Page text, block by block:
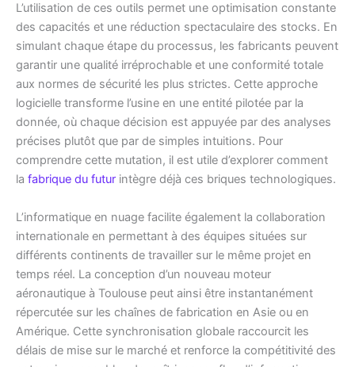
L’utilisation de ces outils permet une optimisation constante
des capacités et une réduction spectaculaire des stocks. En
simulant chaque étape du processus, les fabricants peuvent
garantir une qualité irréprochable et une conformité totale
aux normes de sécurité les plus strictes. Cette approche
logicielle transforme l’usine en une entité pilotée par la
donnée, où chaque décision est appuyée par des analyses
précises plutôt que par de simples intuitions. Pour
comprendre cette mutation, il est utile d’explorer comment
la fabrique du futur intègre déjà ces briques technologiques.
L’informatique en nuage facilite également la collaboration
internationale en permettant à des équipes situées sur
différents continents de travailler sur le même projet en
temps réel. La conception d’un nouveau moteur
aéronautique à Toulouse peut ainsi être instantanément
répercutée sur les chaînes de fabrication en Asie ou en
Amérique. Cette synchronisation globale raccourcit les
délais de mise sur le marché et renforce la compétitivité des